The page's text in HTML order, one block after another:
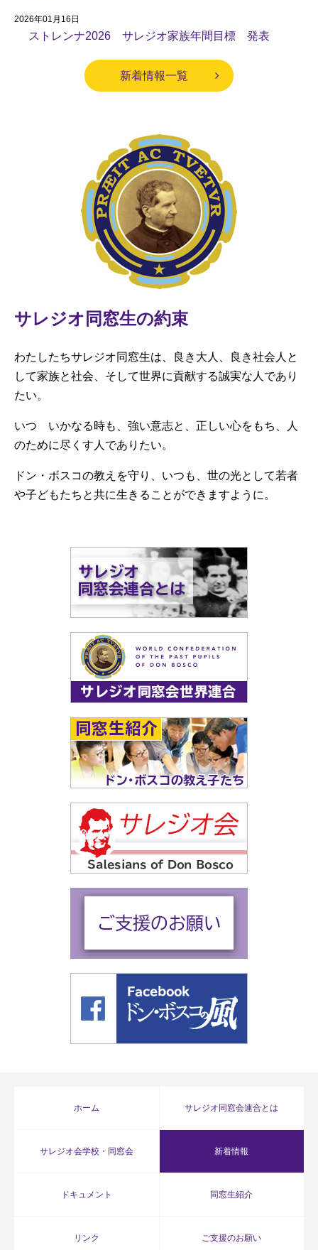
2026年01月16日
ストレンナ2026 サレジオ家族年間目標 発表
新着情報一覧
サレジオ同窓生の約束
わたしたちサレジオ同窓生は、良き大人、良き社会人と
して家族と社会、そして世界に貢献する誠実な人であり
たい。
いつ いかなる時も、強い意志と、正しい心をもち、人
のために尽くす人でありたい。
ドン・ボスコの教えを守り、いつも、世の光として若者
や子どもたちと共に生きることができますように。
ホーム サレジオ同窓会連合とは
サレジオ会学校・同窓会 新着情報
ドキュメント 同窓生紹介
リンク ご支援のお願い